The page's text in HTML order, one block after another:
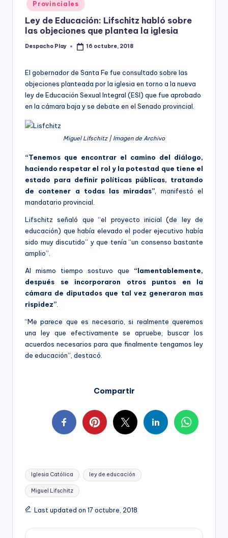
y
in
Provinciales
Ley de Educación: Lifschitz habló sobre
las objeciones que plantea la iglesia
Posted
Despacho Play 16 octubre, 2018
El gobernador de Santa Fe fue consultado sobre las
objeciones planteada por la iglesia en torno a la nueva
ley de Educación Sexual Integral (ESI) que fue aprobado
en la cámara baja y se debate en el Senado provincial.
Miguel Lifschitz | Imagen de Archivo
“Tenemos que encontrar el camino del diálogo,
haciendo respetar el rol y la potestad que tiene el
estado para definir políticas públicas, tratando
de contener a todas las miradas” , manifestó el
mandatario provincial.
Lifschitz señaló que “el proyecto inicial (de ley de
educación) que había elevado el poder ejecutivo había
sido muy discutido” y que tenía “un consenso bastante
amplio”.
Al mismo tiempo sostuvo que “lamentablemente,
después se incorporaron otros puntos en la
cámara de diputados que tal vez generaron mas
rispidez”
“Me parece que es necesario, si realmente queremos
una ley que efectivamente se apruebe, buscar los
acuerdos necesarios para que finalmente tengamos ley
de educación”, destacó.
Compartir
Tags:
Iglesia Católica ley de educación
Miguel Lifschitz
Last updated on 17 octubre, 2018